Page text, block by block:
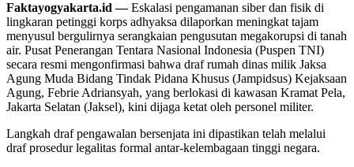
Faktayogyakarta.id —Eskalasi pengamanan siber dan fisik di
lingkaran petinggi korps adhyaksa dilaporkan meningkat tajam
menyusul bergulirnya serangkaian pengusutan megakorupsi di tanah
air. Pusat Penerangan Tentara Nasional Indonesia (Puspen TNI)
secara resmi mengonfirmasi bahwa draf rumah dinas milik Jaksa
Agung Muda Bidang Tindak Pidana Khusus (Jampidsus) Kejaksaan
Agung, Febrie Adriansyah, yang berlokasi di kawasan Kramat Pela,
Jakarta Selatan (Jaksel), kini dijaga ketat oleh personel militer.
Langkah draf pengawalan bersenjata ini dipastikan telah melalui
draf prosedur legalitas formal antar-kelembagaan tinggi negara.